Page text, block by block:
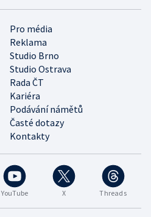
YouTube X Threads
Pro média
Reklama
Studio Brno
Studio Ostrava
Rada ČT
Kariéra
Podávání námětů
Časté dotazy
Kontakty